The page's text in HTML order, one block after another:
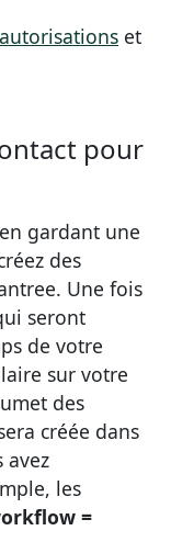
et
pour
gardant une
des
Une fois
seront
de votre
sur votre
des
créée dans
avez
les
=